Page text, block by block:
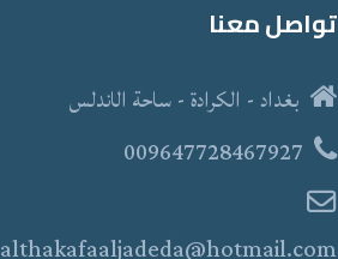
تواصل معنا
بغداد - الكرادة - ساحة الاندلس
009647728467927
althakafaaljadeda@hotmail.com